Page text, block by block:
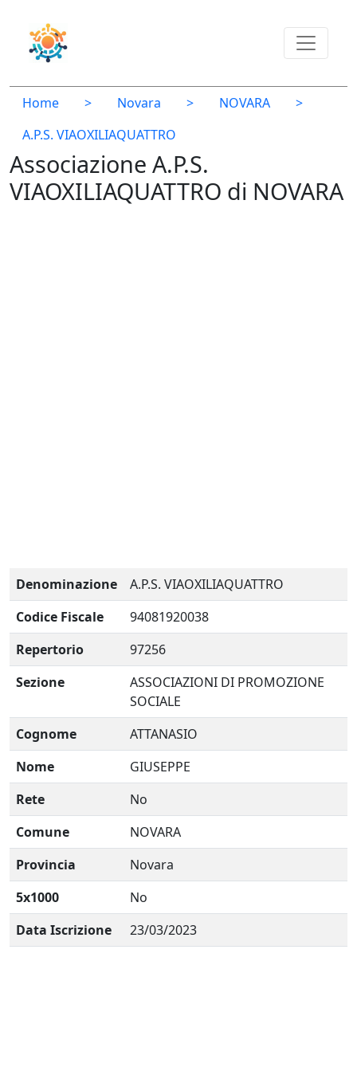
Home > Novara > NOVARA
>
A.P.S. VIAOXILIAQUATTRO
Associazione A.P.S.
VIAOXILIAQUATTRO di NOVARA
Denominazione
A.P.S. VIAOXILIAQUATTRO
Codice Fiscale
94081920038
Repertorio
97256
Sezione
ASSOCIAZIONI DI PROMOZIONE
SOCIALE
Cognome
ATTANASIO
Nome
GIUSEPPE
Rete
No
Comune
NOVARA
Provincia
Novara
5x1000
No
Data Iscrizione
23/03/2023